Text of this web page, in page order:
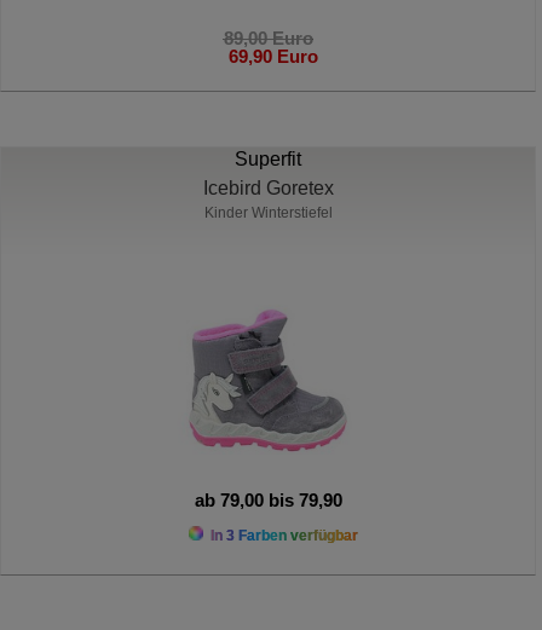
89,00 Euro
69,90 Euro
Superfit
Icebird Goretex
Kinder Winterstiefel
ab 79,00 bis 79,90
In 3 Farben verfügbar